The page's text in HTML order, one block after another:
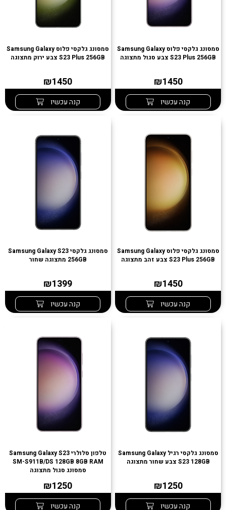
סמסונג גלקסי פלוס Samsung Galaxy
S23 Plus 256GB צבע סגול מתצוגה
₪1450
קנה עכשיו
סמסונג גלקסי פלוס Samsung Galaxy
S23 Plus 256GB צבע ירוק מתצוגה
₪1450
קנה עכשיו
סמסונג גלקסי פלוס Samsung Galaxy
S23 Plus 256GB צבע זהב מתצוגה
₪1450
קנה עכשיו
סמסונג גלקסי Samsung Galaxy S23
256GB מתצוגה שחור
₪1399
קנה עכשיו
סמסונג גלקסי רגיל Samsung Galaxy
S23 128GB צבע שחור מתצוגה
₪1250
קנה עכשיו
טלפון סלולרי Samsung Galaxy S23
SM-S911B/DS 128GB 8GB RAM
סמסונג סגול מתצוגה
₪1250
קנה עכשיו